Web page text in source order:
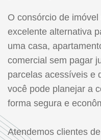
O consórcio de
excelente alternativa
uma casa,
comercial sem pagar
parcelas acessíveis e
você pode planejar a
forma segura e
Atendemos clientes